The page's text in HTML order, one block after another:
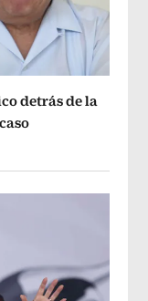
detrás de la